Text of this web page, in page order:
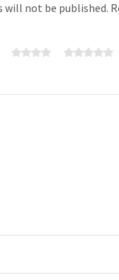
will not be published.